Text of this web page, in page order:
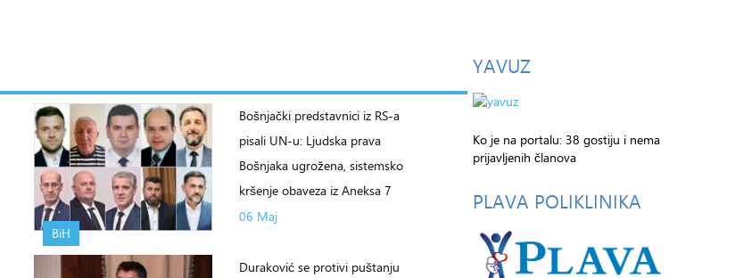
BiH
Bošnjački predstavnici iz RS-a
pisali UN-u: Ljudska prava
Bošnjaka ugrožena, sistemsko
kršenje obaveza iz Aneksa 7
06 Maj
Duraković se protivi puštanju
YAVUZ
Ko je na portalu: 38 gostiju i nema
prijavljenih članova
PLAVA POLIKLINIKA